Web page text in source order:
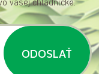
vašej chladničke.
ODOSLAŤ